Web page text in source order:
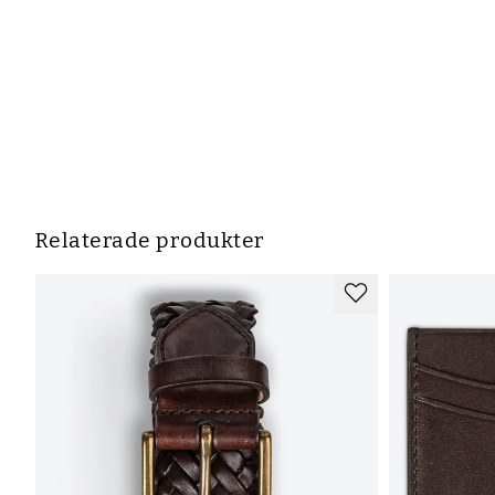
Relaterade produkter